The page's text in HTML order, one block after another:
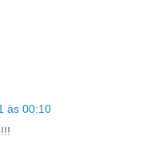
às 00:10